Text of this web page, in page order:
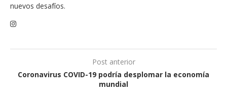
nuevos desafíos.
Post anterior
Coronavirus COVID-19 podría desplomar la economía
mundial